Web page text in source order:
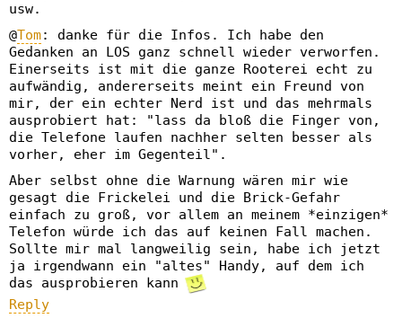
usw.
@Tom: danke für die Infos. Ich habe den
Gedanken an LOS ganz schnell wieder verworfen.
Einerseits ist mit die ganze Rooterei echt zu
aufwändig, andererseits meint ein Freund von
mir, der ein echter Nerd ist und das mehrmals
ausprobiert hat: "lass da bloß die Finger von,
die Telefone laufen nachher selten besser als
vorher, eher im Gegenteil".
Aber selbst ohne die Warnung wären mir wie
gesagt die Frickelei und die Brick-Gefahr
einfach zu groß, vor allem an meinem *einzigen*
Telefon würde ich das auf keinen Fall machen.
Sollte mir mal langweilig sein, habe ich jetzt
ja irgendwann ein "altes" Handy, auf dem ich
das ausprobieren kann
Reply